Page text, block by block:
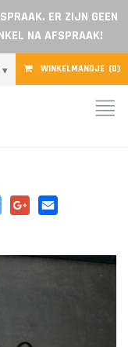
ER ZIJN GEEN
NA AFSPRAAK!
WINKELMANDJE (0)
TwitterGoogle+